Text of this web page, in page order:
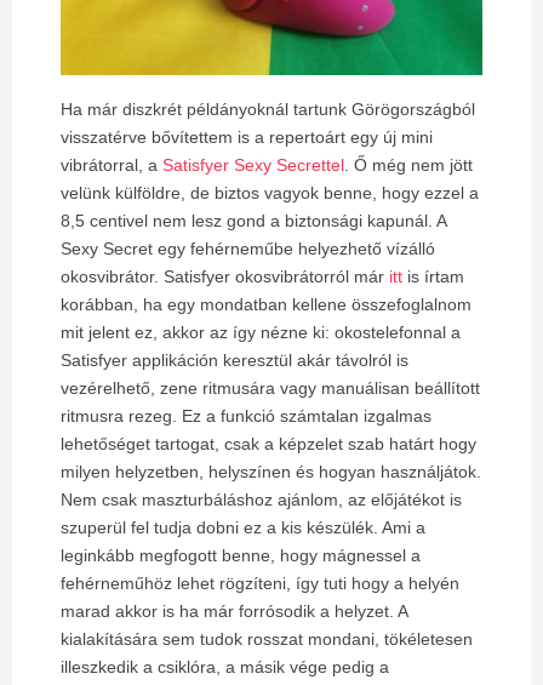
Ha már diszkrét példányoknál tartunk Görögországból
visszatérve bővítettem is a repertoárt egy új mini
vibrátorral, a Satisfyer Sexy Secrettel. Ő még nem jött
velünk külföldre, de biztos vagyok benne, hogy ezzel a
8,5 centivel nem lesz gond a biztonsági kapunál. A
Sexy Secret egy fehérneműbe helyezhető vízálló
okosvibrátor. Satisfyer okosvibrátorról már itt is írtam
korábban, ha egy mondatban kellene összefoglalnom
mit jelent ez, akkor az így nézne ki: okostelefonnal a
Satisfyer applikáción keresztül akár távolról is
vezérelhető, zene ritmusára vagy manuálisan beállított
ritmusra rezeg. Ez a funkció számtalan izgalmas
lehetőséget tartogat, csak a képzelet szab határt hogy
milyen helyzetben, helyszínen és hogyan használjátok.
Nem csak maszturbáláshoz ajánlom, az előjátékot is
szuperül fel tudja dobni ez a kis készülék. Ami a
leginkább megfogott benne, hogy mágnessel a
fehérneműhöz lehet rögzíteni, így tuti hogy a helyén
marad akkor is ha már forrósodik a helyzet. A
kialakítására sem tudok rosszat mondani, tökéletesen
illeszkedik a csiklóra, a másik vége pedig a